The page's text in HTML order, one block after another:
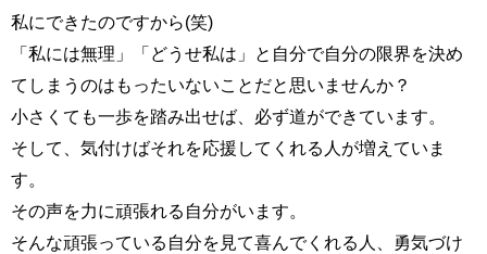
私にできたのですから(笑)
「私には無理」「どうせ私は」と自分で自分の限界を決め
てしまうのはもったいないことだと思いませんか？
小さくても一歩を踏み出せば、必ず道ができています。
そして、気付けばそれを応援してくれる人が増えていま
す。
その声を力に頑張れる自分がいます。
そんな頑張っている自分を見て喜んでくれる人、勇気づけ